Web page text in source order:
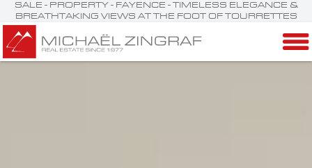
SALE - PROPERTY - FAYENCE - TIMELESS ELEGANCE &
BREATHTAKING VIEWS AT THE FOOT OF TOURRETTES